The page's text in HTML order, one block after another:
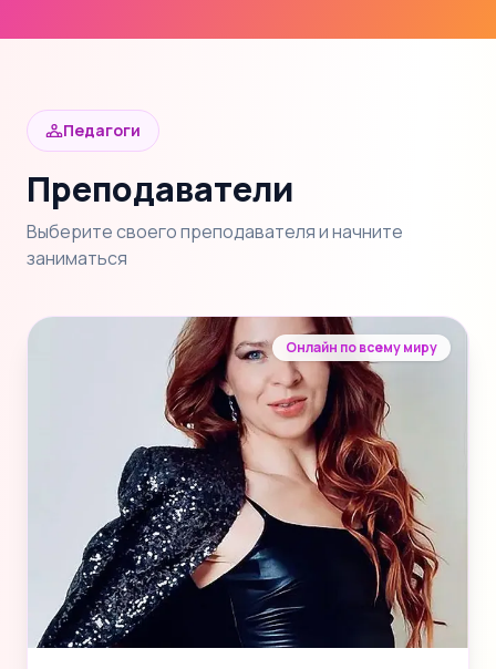
Педагоги
Преподаватели
Выберите своего преподавателя и начните
заниматься
Онлайн по всему миру